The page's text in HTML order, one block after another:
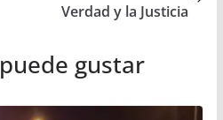
Verdad y la Justicia
gustar